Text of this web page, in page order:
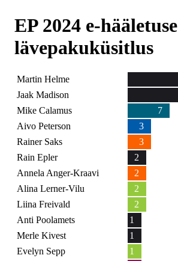
EP 2024 e-hääletuse
lävepakuküsitlus
Martin Helme
Jaak Madison
Mike Calamus
7
Aivo Peterson
3
Rainer Saks
3
Rain Epler
2
Annela Anger-Kraavi
2
Alina Lerner-Vilu
2
Liina Freivald
2
Anti Poolamets
1
Merle Kivest
1
Evelyn Sepp
1